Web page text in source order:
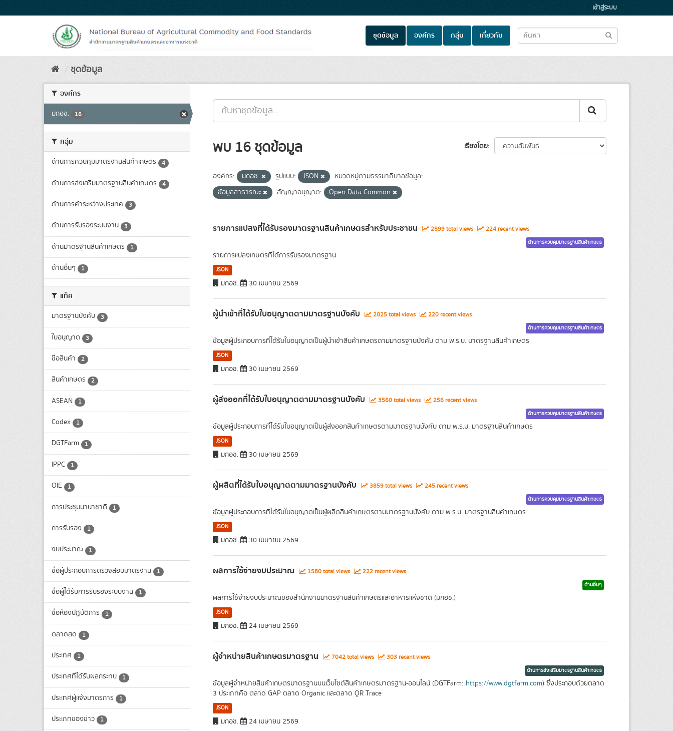
to
เข้าสู่ระบบ
ชุดข้อมูล องค์กร กลุ่ม เกี่ยวกับ
ชุดข้อมูล
องค์กร
มกอช. 16
กลุ่ม
ด้านการควบคุมมาตรฐานสินค้าเกษตร 4
ด้านการส่งเสริมมาตรฐานสินค้าเกษตร 4
ด้านการค้าระหว่างประเทศ 3
ด้านการรับรองระบบงาน 3
ด้านมาตรฐานสินค้าเกษตร 1
ด้านอื่นๆ 1
แท็ค
มาตรฐานบังคับ 3
ใบอนุญาต 3
ชื่อสินค้า 2
สินค้าเกษตร 2
ASEAN 1
Codex 1
DGTFarm 1
IPPC 1
OIE 1
การประชุมนานาชาติ 1
การรับรอง 1
งบประมาณ 1
ชื่อผู้ประกอบการตรวจสอบมาตรฐาน 1
ชื่อผู้ได้รับการรับรองระบบงาน 1
ชื่อห้องปฏิบัติการ 1
ตลาดสด 1
ประเทศ 1
ประเทศที่ได้รับผลกระทบ 1
ประเทศผู้แจ้งมาตรการ 1
ประเภทของข่าว 1
เรียงโดย
พบ 16 ชุดข้อมูล
องค์กร: มกอช. รูปแบบ: JSON
หมวดหมู่ตามธรรมาภิบาลข้อมูล:
ข้อมูลสาธารณะ
สัญญาอนุญาต: Open Data Common
รายการแปลงที่ได้รับรองมาตรฐานสินค้าเกษตรสำหรับประชาชน 2899 total views 224 recent views
ด้านการควบคุมมาตรฐานสินค้าเกษตร
รายการแปลงเกษตรที่ได้การรับรองมาตรฐาน
JSON
มกอช. 30 เมษายน 2569
ผู้นำเข้าที่ได้รับใบอนุญาตตามมาตรฐานบังคับ 2025 total views 220 recent views
ด้านการควบคุมมาตรฐานสินค้าเกษตร
ข้อมูลผู้ประกอบการที่ได้รับใบอนุญาตเป็นผู้นำเข้าสินค้าเกษตรตามมาตรฐานบังคับ ตาม พ.ร.บ. มาตรฐานสินค้าเกษตร
JSON
มกอช. 30 เมษายน 2569
ผู้ส่งออกที่ได้รับใบอนุญาตตามมาตรฐานบังคับ 3560 total views 256 recent views
ด้านการควบคุมมาตรฐานสินค้าเกษตร
ข้อมูลผู้ประกอบการที่ได้รับใบอนุญาตเป็นผู้ส่งออกสินค้าเกษตรตามมาตรฐานบังคับ ตาม พ.ร.บ. มาตรฐานสินค้าเกษตร
JSON
มกอช. 30 เมษายน 2569
ผู้ผลิตที่ได้รับใบอนุญาตตามมาตรฐานบังคับ 3859 total views 245 recent views
ด้านการควบคุมมาตรฐานสินค้าเกษตร
ข้อมูลผู้ประกอบการที่ได้รับใบอนุญาตเป็นผู้ผลิตสินค้าเกษตรตามมาตรฐานบังคับ ตาม พ.ร.บ. มาตรฐานสินค้าเกษตร
JSON
มกอช. 30 เมษายน 2569
ผลการใช้จ่ายงบประมาณ 1580 total views 222 recent views
ด้านอื่นๆ
ผลการใช้จ่ายงบประมาณของสำนักงานมาตรฐานสินค้าเกษตรและอาหารแห่งชาติ (มกอช.)
JSON
มกอช. 24 เมษายน 2569
ผู้จำหน่ายสินค้าเกษตรมาตรฐาน 7042 total views 303 recent views
ด้านการส่งเสริมมาตรฐานสินค้าเกษตร
ข้อมูลผู้จำหน่ายสินค้าเกษตรมาตรฐานบนเว็บไซต์สินค้าเกษตรมาตรฐาน-ออนไลน์ (DGTFarm: https://www.dgtfarm.com) ซึ่งประกอบด้วยตลาด
3 ประเภทคือ ตลาด GAP ตลาด Organic และตลาด QR Trace
JSON
มกอช. 24 เมษายน 2569